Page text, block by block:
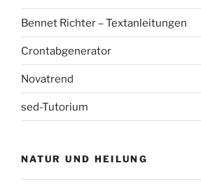
Bennet Richter – Textanleitungen
Crontabgenerator
Novatrend
sed-Tutorium
NATUR UND HEILUNG